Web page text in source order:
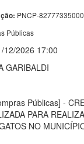
PNCP-
Públicas
12/2026 17:00
GARIBALDI
Públicas] -
PARA
NO